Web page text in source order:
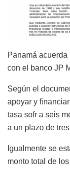
Panamá
con el banco JP
Según el
apoyar y
tasa sofr a seis
a un plazo de
Igualmente se
monto total de